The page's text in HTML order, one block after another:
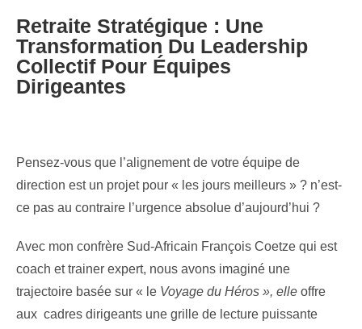
Retraite Stratégique : Une
Transformation Du Leadership
Collectif Pour Équipes
Dirigeantes
Pensez-vous que l’alignement de votre équipe de
direction est un projet pour « les jours meilleurs » ? n’est-
ce pas au contraire l’urgence absolue d’aujourd’hui ?
Avec mon confrère Sud-Africain François Coetze qui est
coach et trainer expert, nous avons imaginé une
trajectoire basée sur « le Voyage du Héros », elle offre
aux cadres dirigeants une grille de lecture puissante